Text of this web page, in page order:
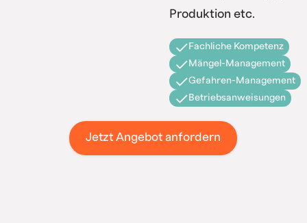
Produktion etc.
Fachliche Kompetenz
Mängel-Management
Gefahren-Management
Betriebsanweisungen
Jetzt Angebot anfordern